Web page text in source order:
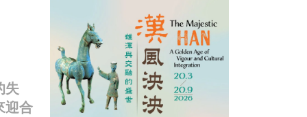
失
迎合